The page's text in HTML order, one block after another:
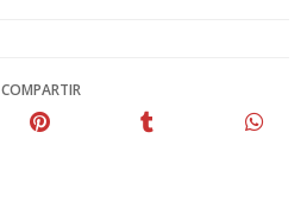
COMPARTIR